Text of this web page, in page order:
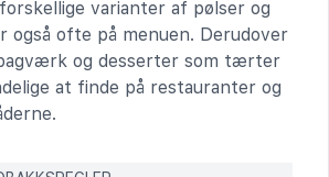
varianter af pølser og
også ofte på menuen. Derudover
og desserter som tærter
at finde på restauranter og